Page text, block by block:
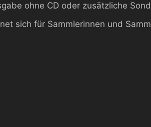
ohne CD oder zusätzliche
sich für Sammlerinnen und